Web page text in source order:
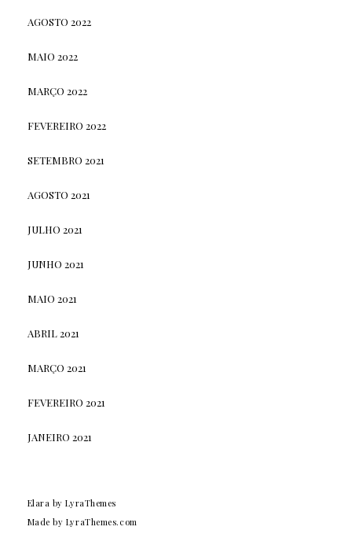
AGOSTO 2022
MAIO 2022
MARÇO 2022
FEVEREIRO 2022
SETEMBRO 2021
AGOSTO 2021
JULHO 2021
JUNHO 2021
MAIO 2021
ABRIL 2021
MARÇO 2021
FEVEREIRO 2021
JANEIRO 2021
Elara by LyraThemes
Made by LyraThemes.com